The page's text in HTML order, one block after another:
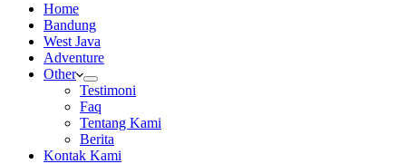
Home
Bandung
West Java
Adventure
Other
Testimoni
Faq
Tentang Kami
Berita
Kontak Kami